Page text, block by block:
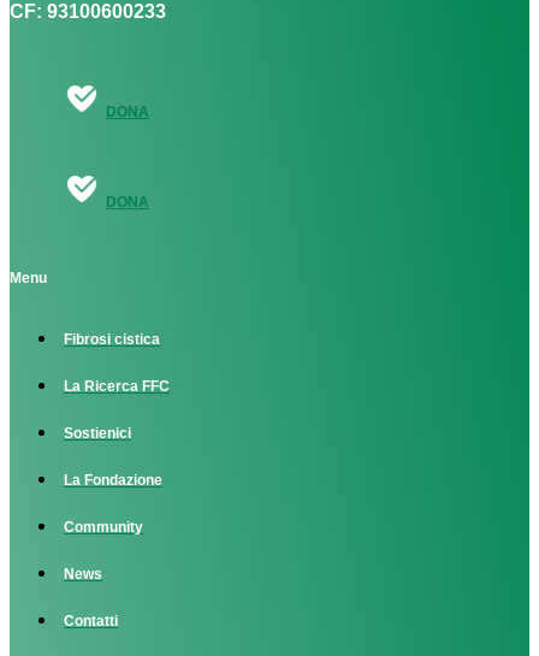
CF: 93100600233
DONA
DONA
Menu
Fibrosi cistica
La Ricerca FFC
Sostienici
La Fondazione
Community
News
Contatti